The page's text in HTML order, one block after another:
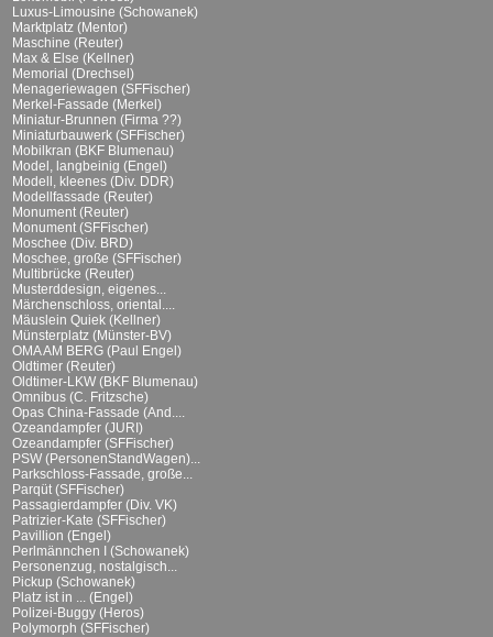
Luxus-Limousine (Schowanek)
Marktplatz (Mentor)
Maschine (Reuter)
Max & Else (Kellner)
Memorial (Drechsel)
Menageriewagen (SFFischer)
Merkel-Fassade (Merkel)
Miniatur-Brunnen (Firma ??)
Miniaturbauwerk (SFFischer)
Mobilkran (BKF Blumenau)
Model, langbeinig (Engel)
Modell, kleenes (Div. DDR)
Modellfassade (Reuter)
Monument (Reuter)
Monument (SFFischer)
Moschee (Div. BRD)
Moschee, große (SFFischer)
Multibrücke (Reuter)
Musterddesign, eigenes...
Märchenschloss, oriental....
Mäuslein Quiek (Kellner)
Münsterplatz (Münster-BV)
OMA AM BERG (Paul Engel)
Oldtimer (Reuter)
Oldtimer-LKW (BKF Blumenau)
Omnibus (C. Fritzsche)
Opas China-Fassade (And....
Ozeandampfer (JURI)
Ozeandampfer (SFFischer)
PSW (PersonenStandWagen)...
Parkschloss-Fassade, große...
Parqüt (SFFischer)
Passagierdampfer (Div. VK)
Patrizier-Kate (SFFischer)
Pavillion (Engel)
Perlmännchen I (Schowanek)
Personenzug, nostalgisch...
Pickup (Schowanek)
Platz ist in ... (Engel)
Polizei-Buggy (Heros)
Polymorph (SFFischer)